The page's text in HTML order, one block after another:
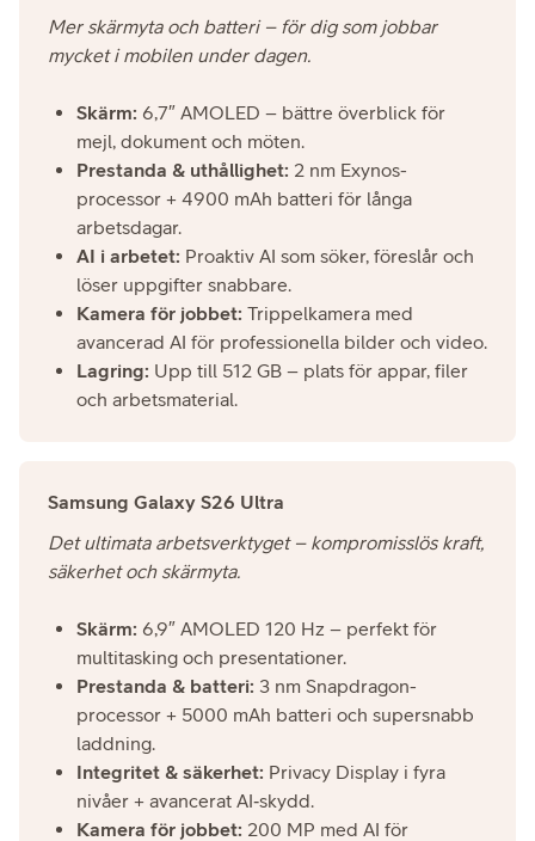
Mer skärmyta och batteri – för dig som jobbar
mycket i mobilen under dagen.
Skärm: 6,7″ AMOLED – bättre överblick för
mejl, dokument och möten.
Prestanda & uthållighet: 2 nm Exynos-
processor + 4900 mAh batteri för långa
arbetsdagar.
AI i arbetet: Proaktiv AI som söker, föreslår och
löser uppgifter snabbare.
Kamera för jobbet: Trippelkamera med
avancerad AI för professionella bilder och video.
Lagring: Upp till 512 GB – plats för appar, filer
och arbetsmaterial.
Samsung Galaxy S26 Ultra
Det ultimata arbetsverktyget – kompromisslös kraft,
säkerhet och skärmyta.
Skärm: 6,9″ AMOLED 120 Hz – perfekt för
multitasking och presentationer.
Prestanda & batteri: 3 nm Snapdragon-
processor + 5000 mAh batteri och supersnabb
laddning.
Integritet & säkerhet: Privacy Display i fyra
nivåer + avancerat AI‑skydd.
Kamera för jobbet: 200 MP med AI för